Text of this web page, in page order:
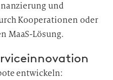
und
Kooperationen oder
MaaS-Lösung.
entwickeln: